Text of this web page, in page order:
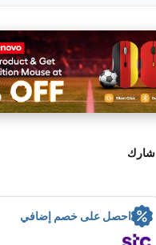
شارك
احصل على خصم إضافي